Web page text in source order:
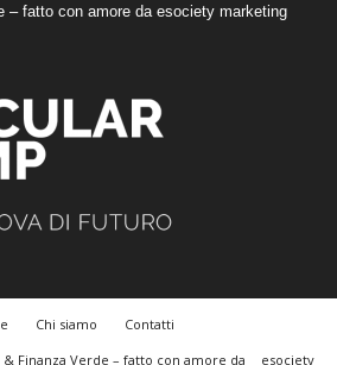
– fatto con amore da esociety marketing
Chi siamo
Contatti
Finanza Verde – fatto con amore da
esociety